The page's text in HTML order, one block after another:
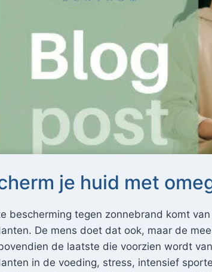
je huid met
bescherming tegen zonnebrand komt
De mens doet dat ook, maar de
de laatste die voorzien wordt
in de voeding, stress, intensief